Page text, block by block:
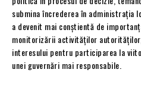
submina încrederea în administrația
a devenit mai conștientă de
monitorizării activităților
interesului pentru participarea la
unei guvernări mai responsabile.